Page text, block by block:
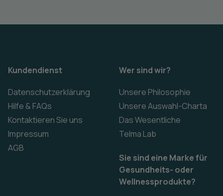
Kundendienst
Datenschutzerklärung
Hilfe & FAQs
Kontaktieren Sie uns
Impressum
AGB
Wer sind wir?
Unsere Philosophie
Unsere Auswahl-Charta
Das Wesentliche
Telma Lab
Sie sind eine Marke für
Gesundheits- oder
Wellnessprodukte?